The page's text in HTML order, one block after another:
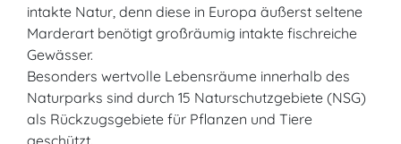
intakte Natur, denn diese in Europa äußerst seltene
Marderart benötigt großräumig intakte fischreiche
Gewässer.
Besonders wertvolle Lebensräume innerhalb des
Naturparks sind durch 15 Naturschutzgebiete (NSG)
als Rückzugsgebiete für Pflanzen und Tiere
geschützt.